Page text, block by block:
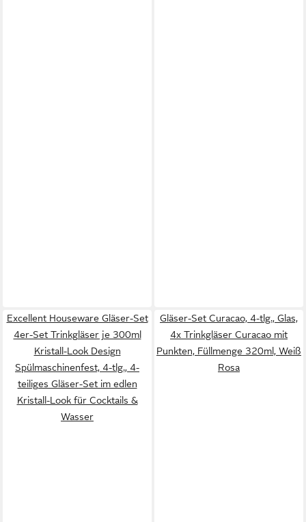
Excellent Houseware Gläser-Set
4er-Set Trinkgläser je 300ml
Kristall-Look Design
Spülmaschinenfest, 4-tlg., 4-
teiliges Gläser-Set im edlen
Kristall-Look für Cocktails &
Wasser
Gläser-Set Curacao, 4-tlg., Glas,
4x Trinkgläser Curacao mit
Punkten, Füllmenge 320ml, Weiß
Rosa